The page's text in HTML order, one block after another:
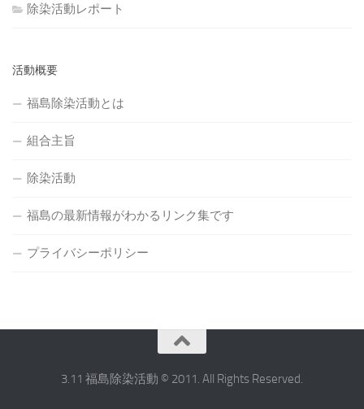
除染活動レポート
活動概要
福島除染活動とは
組合主旨
除染活動
福島の最新情報がわかるリンク集です
プライバシーポリシー
3.11 福島除染活動 © 2011. All Rights Reserved.